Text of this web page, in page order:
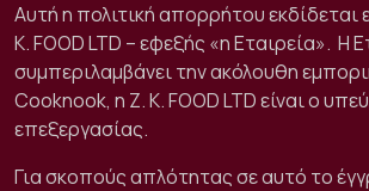
Αυτή η πολιτική απορρήτου εκδίδεται
K. FOOD LTD – εφεξής «η Εταιρεία». Η
συμπεριλαμβάνει την ακόλουθη
Cooknook, η Z. K. FOOD LTD είναι ο
επεξεργασίας.
Για σκοπούς απλότητας σε αυτό το